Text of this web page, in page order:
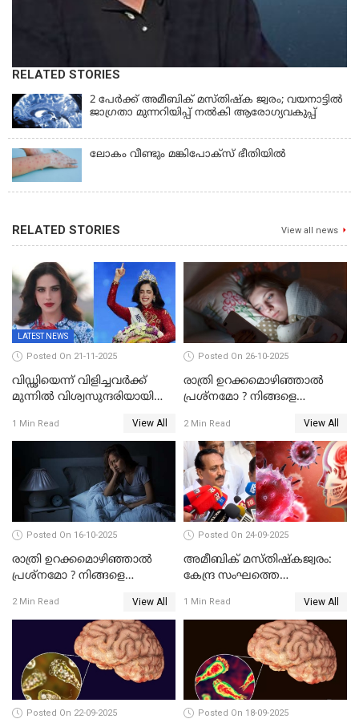
RELATED STORIES
2 പേർക്ക് അമീബിക് മസ്തിഷ്ക ജ്വരം; വയനാട്ടിൽ
ജാഗ്രതാ മുന്നറിയിപ്പ് നൽകി ആരോഗ്യവകുപ്പ്
ലോകം വീണ്ടും മങ്കിപോക്സ് ഭീതിയിൽ
RELATED STORIES View all news
LATEST NEWS
Posted On 21-11-2025
വിഡ്ഢിയെന്ന് വിളിച്ചവര്‍ക്ക്
മുന്നില്‍ വിശ്വസുന്ദരിയായി
എഡിഎച്ച്ഡിയെയും തോല്പിച്ച്
44കോടിയുടെ കിരീടം
1 Min Read View All
Posted On 26-10-2025
രാത്രി ഉറക്കമൊഴിഞ്ഞാൽ
പ്രശ്നമോ ? നിങ്ങളെ
2 Min Read View All
Posted On 16-10-2025
രാത്രി ഉറക്കമൊഴിഞ്ഞാൽ
പ്രശ്നമോ ? നിങ്ങളെ
2 Min Read View All
Posted On 24-09-2025
അമീബിക് മസ്തിഷ്കജ്വരം:
കേന്ദ്ര സംഘത്തെ
രാഘവൻ എം.പി
1 Min Read View All
Posted On 22-09-2025 Posted On 18-09-2025